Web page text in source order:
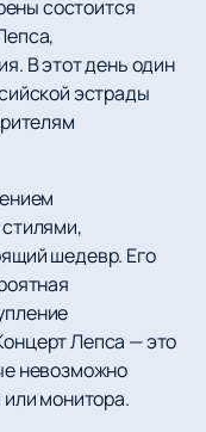
состоится
В этот день один
эстрады
шедевр. Его
Лепса — это
невозможно
монитора.